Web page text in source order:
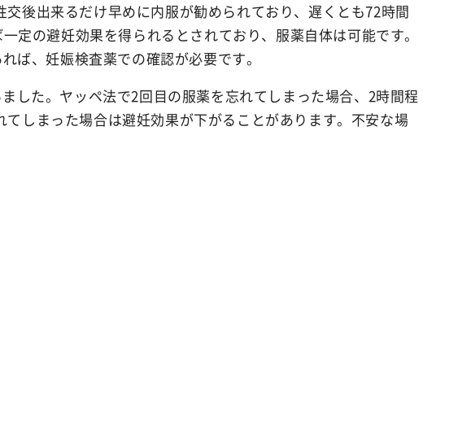
後出来るだけ早めに内服が勧められており、遅くとも72時間
の避妊効果を得られるとされており、服薬自体は可能です。
ば、妊娠検査薬での確認が必要です。
した。ヤッペ法で2回目の服薬を忘れてしまった場合、2時間程
しまった場合は避妊効果が下がることがあります。不安な場